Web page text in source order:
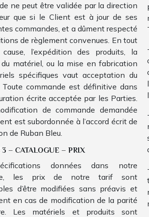
ne peut être validée par la direction
que si le Client est à jour de ses
commandes, et a dûment respecté
de règlement convenues. En tout
l’expédition des produits, la
matériel, ou la mise en fabrication
spécifiques vaut acceptation du
Toute commande est définitive dans
écrite acceptée par les Parties.
de commande demandée
est subordonnée à l’accord écrit de
de Ruban Bleu.
– CATALOGUE – PRIX
données dans notre
les prix de notre tarif sont
d’être modifiées sans préavis et
en cas de modification de la parité
Les matériels et produits sont